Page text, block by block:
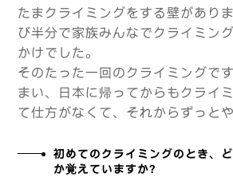
たまクライミングをする壁があり
び半分で家族みんなでクライミン
かけでした。
そのたった一回のクライミングで
まい、日本に帰ってからもクライ
て仕方がなくて、それからずっと
初めてのクライミングのとき、
か覚えていますか？